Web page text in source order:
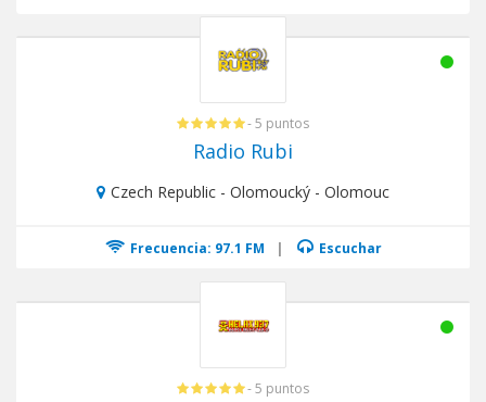
- 5 puntos
Radio Rubi
Czech Republic - Olomoucký - Olomouc
Frecuencia: 97.1 FM | Escuchar
- 5 puntos